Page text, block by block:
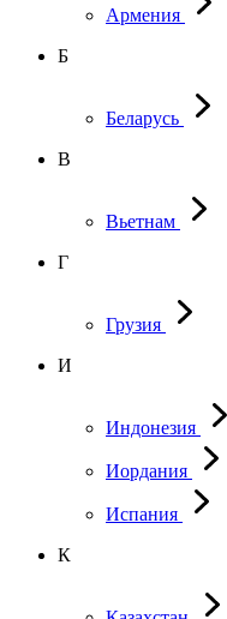
Армения
Б
Беларусь
В
Вьетнам
Г
Грузия
И
Индонезия
Иордания
Испания
К